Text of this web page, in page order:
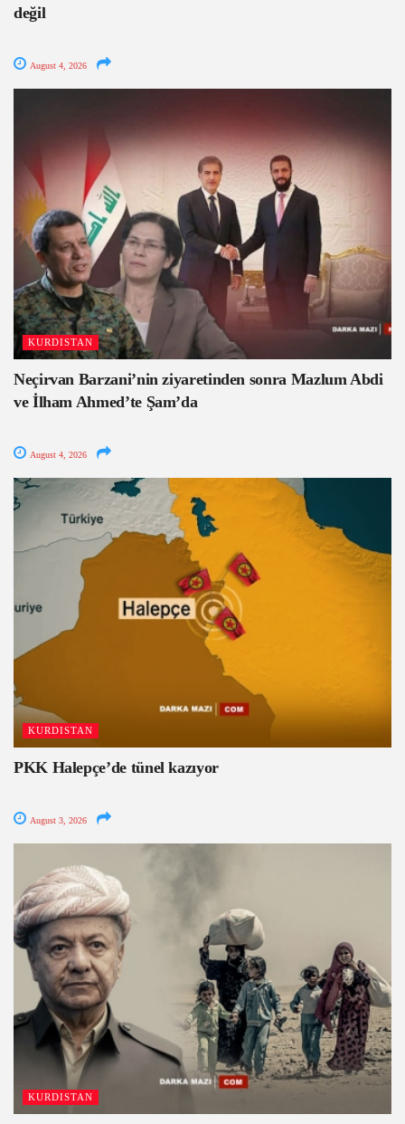
değil
August 4, 2026
KURDISTAN
Neçirvan Barzani’nin ziyaretinden sonra Mazlum Abdi
ve İlham Ahmed’te Şam’da
August 4, 2026
KURDISTAN
PKK Halepçe’de tünel kazıyor
August 3, 2026
KURDISTAN